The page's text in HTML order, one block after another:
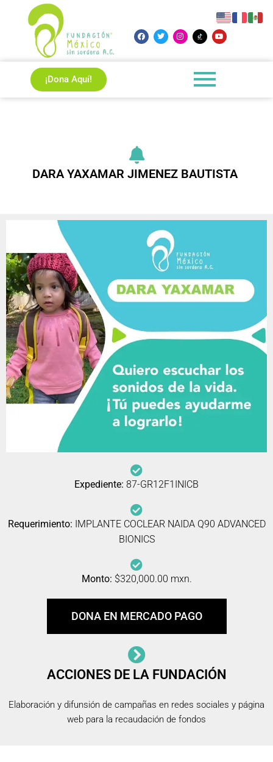
¡Dona Aquí!
DARA YAXAMAR JIMENEZ BAUTISTA
Expediente: 87-GR12F1INICB
Requerimiento: IMPLANTE COCLEAR NAIDA Q90 ADVANCED
BIONICS
Monto: $320,000.00 mxn.
DONA EN MERCADO PAGO
ACCIONES DE LA FUNDACIÓN
Elaboración y difunsión de campañas en redes sociales y página
web para la recaudación de fondos